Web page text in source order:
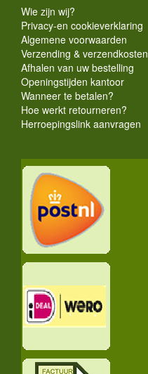
Wie zijn wij?
Privacy-en cookieverklaring
Algemene voorwaarden
Verzending & verzendkosten
Afhalen van uw bestelling
Openingstijden kantoor
Wanneer te betalen?
Hoe werkt retourneren?
Herroepingslink aanvragen